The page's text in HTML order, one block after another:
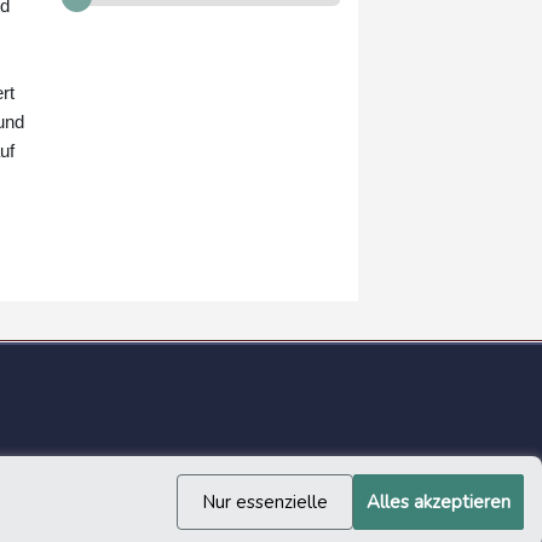
Nur essenzielle Alles akzeptieren